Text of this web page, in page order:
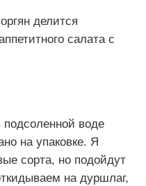
делится
салата с
воде
на упаковке. Я
сорта, но подойдут
на дуршлаг,